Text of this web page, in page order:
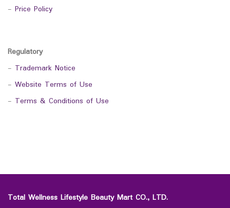
- Price Policy
Regulatory
- Trademark Notice
- Website Terms of Use
- Terms & Conditions of Use
Total Wellness Lifestyle Beauty Mart CO., LTD.